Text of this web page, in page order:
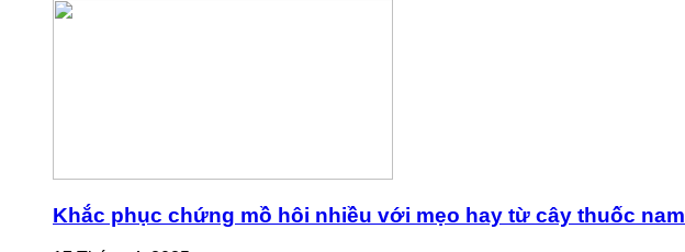
Khắc phục chứng mồ hôi nhiều với mẹo hay từ cây thuốc nam